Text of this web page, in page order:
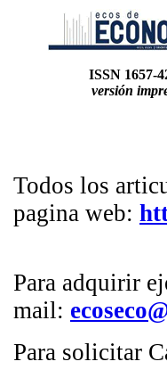
ISSN1657-
versión
Todos los
pagina web:
Para adquirir
mail:
Para solicitar